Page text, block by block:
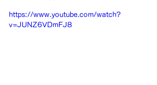
https://www.youtube.com/watch?
v=JUNZ6VDmFJ8